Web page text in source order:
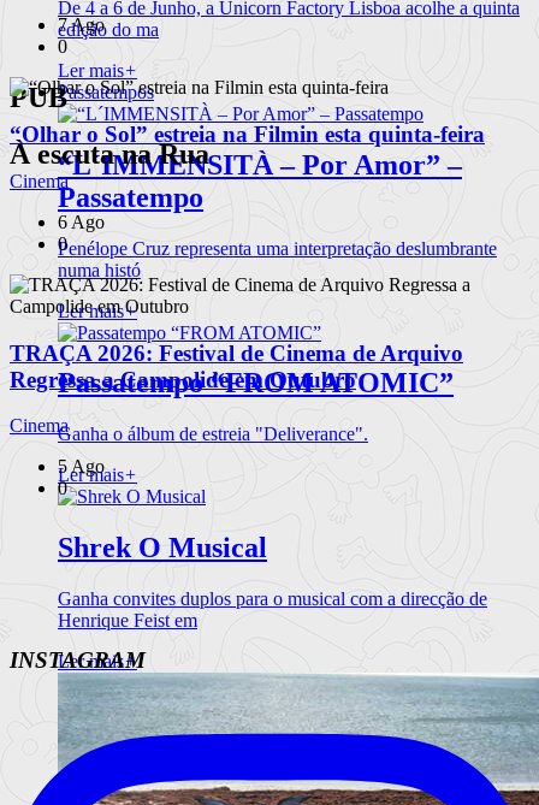
De 4 a 6 de Junho, a Unicorn Factory Lisboa acolhe a quinta
edição do ma
Ler mais+
Passatempos
“L´IMMENSITÀ – Por Amor” –
Passatempo
Penélope Cruz representa uma interpretação deslumbrante
numa histó
Ler mais+
Passatempo “FROM ATOMIC”
Ganha o álbum de estreia "Deliverance".
Ler mais+
Shrek O Musical
Ganha convites duplos para o musical com a direcção de
Henrique Feist em
Ler mais+
7 Ago
0
“Olhar o Sol” estreia na Filmin esta quinta-feira
Cinema
6 Ago
0
TRAÇA 2026: Festival de Cinema de Arquivo
Regressa a Campolide em Outubro
Cinema
5 Ago
0
PUB
À escuta na Rua
INSTAGRAM